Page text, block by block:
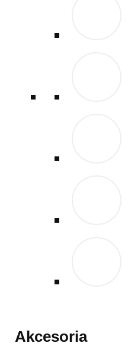
Akcesoria
Akcesoria